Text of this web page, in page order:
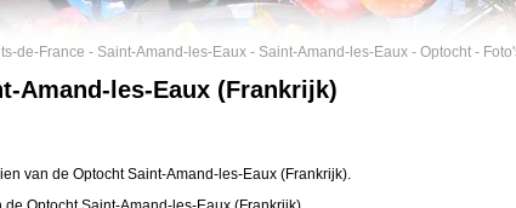
de-France - Saint-Amand-les-Eaux - Saint-Amand-les-Eaux - Optocht -
Amand-les-Eaux (Frankrijk)
van de Optocht Saint-Amand-les-Eaux (Frankrijk).